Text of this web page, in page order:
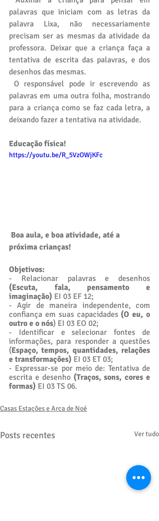
palavras que iniciam com as letras da
palavra Lixa, não necessariamente
precisam ser as mesmas da atividade da
professora. Deixar que a criança faça a
tentativa de escrita das palavras, e dos
desenhos das mesmas.
palavras em uma outra folha, mostrando
para a criança como se faz cada letra, a
deixando fazer a tentativa na atividade.
Educação física!
https://youtu.be/R_5VzOWjKFc
Boa aula, e boa atividade, até a
próxima crianças!
Objetivos:
(Escuta, fala, pensamento e
imaginação) EI 03 EF 12;
- Agir de maneira independente, com
confiança em suas capacidades (O eu, o
outro e o nós) EI 03 EO 02;
- Identificar e selecionar fontes de
informações, para responder a questões
(Espaço, tempos, quantidades, relações
e transformações) EI 03 ET 03;
- Expressar-se por meio de: Tentativa de
escrita e desenho (Traços, sons, cores e
formas) EI 03 TS 06.
Casas Estações e Arca de Noé
Posts recentes Ver tudo